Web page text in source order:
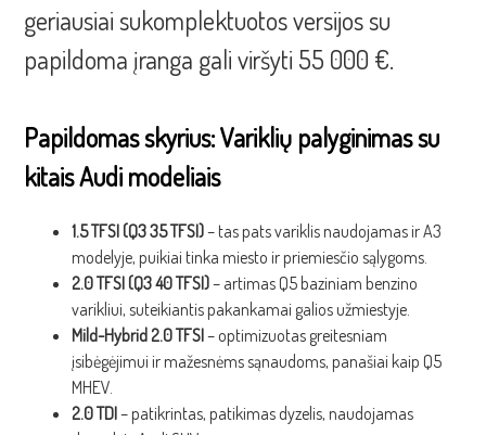
geriausiai sukomplektuotos versijos su
papildoma įranga gali viršyti 55 000 €.
Papildomas skyrius: Variklių palyginimas su
kitais Audi modeliais
1.5 TFSI (Q3 35 TFSI)– tas pats variklis naudojamas ir A3
modelyje, puikiai tinka miesto ir priemiesčio sąlygoms.
2.0 TFSI (Q3 40 TFSI)– artimas Q5 baziniam benzino
varikliui, suteikiantis pakankamai galios užmiestyje.
Mild-Hybrid 2.0 TFSI– optimizuotas greitesniam
įsibėgėjimui ir mažesnėms sąnaudoms, panašiai kaip Q5
MHEV.
2.0 TDI– patikrintas, patikimas dyzelis, naudojamas